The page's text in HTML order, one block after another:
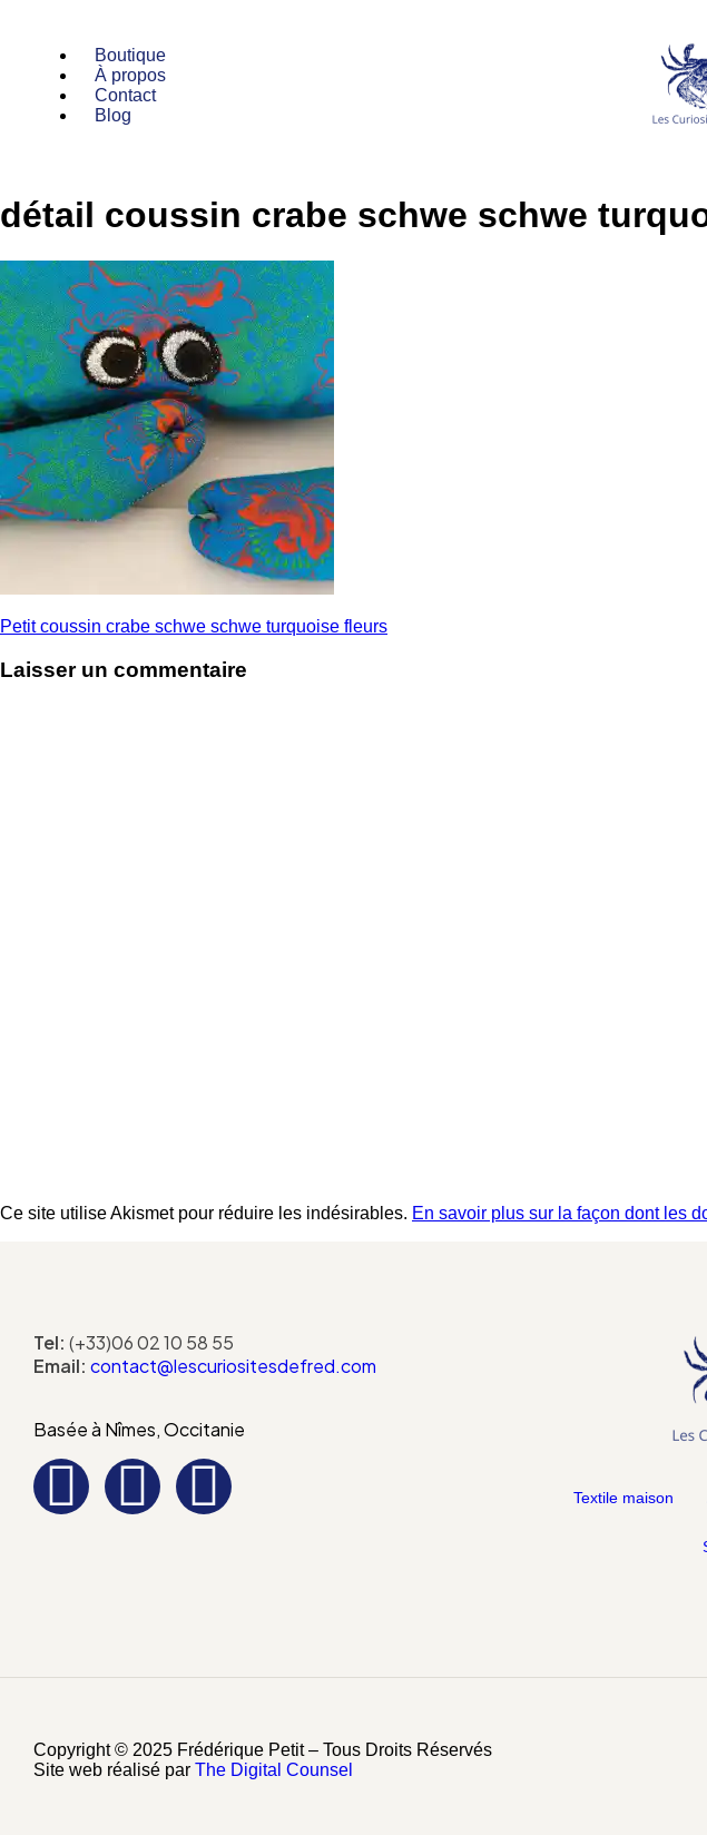
Boutique
À propos
Contact
Blog
détail coussin crabe schwe schwe
Petit coussin crabe schwe schwe turquoise fleurs
Laisser un commentaire
Ce site utilise Akismet pour réduire les indésirables. En savoir plus sur la façon dont les
Tel: (+33)06 02 10 58 55
Email: contact@lescuriositesdefred.com
Basée à Nîmes, Occitanie
Textile maison
Copyright © 2025 Frédérique Petit – Tous Droits Réservés
Site web réalisé par The Digital Counsel